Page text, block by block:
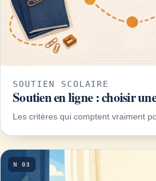
SOUTIEN SCOLAIRE
Soutien en ligne : choisir
Les critères qui comptent vraiment
N 03